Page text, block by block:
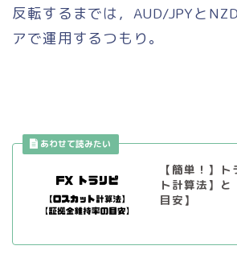
反転するまでは，AUD/JPYと
アで運用するつもり。
【簡単！】
ト計算法】と
目安】